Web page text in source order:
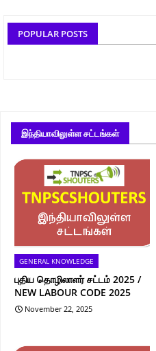
POPULAR POSTS
இந்தியாவிலுள்ள சட்டங்கள்
GENERAL KNOWLEDGE
புதிய தொழிலாளர் சட்டம் 2025 /
NEW LABOUR CODE 2025
November 22, 2025